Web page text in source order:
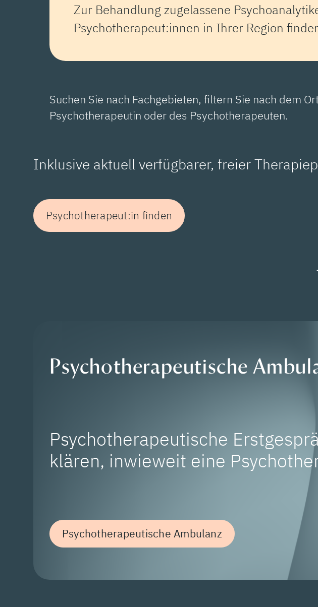
Zur Behandlung zugelassene
Psychotherapeut:innen in Ihrer Region
Suchen Sie nach Fachgebieten, filtern Sie nach dem
Psychotherapeutin oder des Psychotherapeuten.
Inklusive aktuell verfügbarer, freier
Psychotherapeut:in finden
Psychotherapeutische
Psychotherapeutische
klären, inwieweit eine
Psychotherapeutische Ambulanz